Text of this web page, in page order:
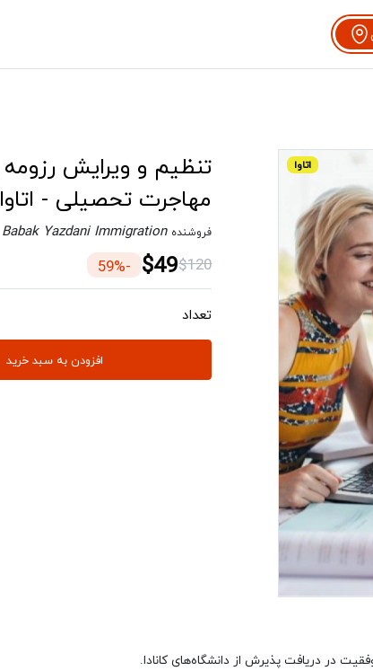
اتاوا
مهاجرت تحصیلی - اتاوا
فروشنده Babak Yazdani Immigration
$120
$49
-59%
تعداد
افزودن به سبد خرید
در دریافت پذیرش از دانشگاه‌های کانادا.